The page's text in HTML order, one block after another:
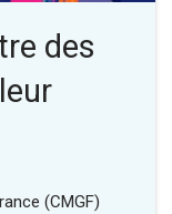
des
(CMGF)